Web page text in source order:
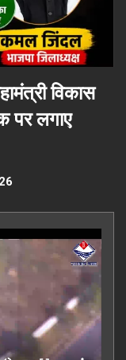
विकास
पर लगाए